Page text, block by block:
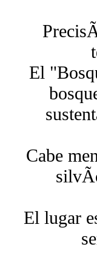
El
Cabe
El lugar